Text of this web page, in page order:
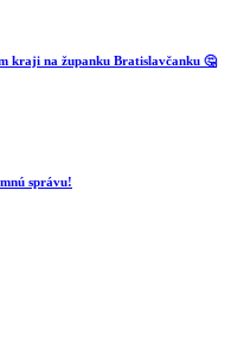
kraji na županku Bratislavčanku 🤔
správu!